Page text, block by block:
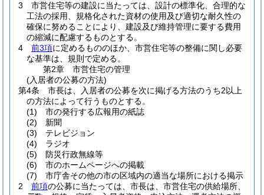
3
市営住宅等の建設に当たっては、設計の標準化、合理的な
工法の採用、規格化された資材の使用及び適切な耐久性の
確保に努めることにより、建設及び維持管理に要する費用
の縮減に配慮するものとする。
4
前3項に定めるもののほか、市営住宅等の整備に関し必要
な基準は、規則で定める。
第2章
市営住宅の管理
(入居者の公募の方法)
第4条
市長は、入居者の公募を次に掲げる方法のうち2以上
の方法によって行うものとする。
(1)
市の発行する広報用の紙誌
(2)
新聞
(3)
テレビジョン
(4)
ラジオ
(5)
防災行政無線等
(6)
市のホームページへの掲載
(7)
市庁舎その他の市の区域内の適当な場所における掲示
2
前項の公募に当たっては、市長は、市営住宅の供給場所、